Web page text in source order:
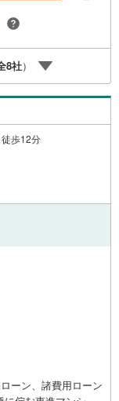
」をプロが明確に
舗 当店でのご成約
ーン対象です！※必
問い合わせくださ
8社）
歩12分
ーン、諸費用ローン